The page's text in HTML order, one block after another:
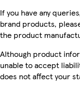
If you have any
brand products,
the product
Although product
unable to accept
does not affect your